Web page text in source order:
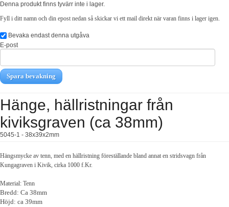
Hänge, hällristningar från
kiviksgraven (ca 38mm)
5045-1 - 38x39x2mm
Hängsmycke av tenn, med en hällristning föreställande bland annat en stridsvagn från
Kungagraven i Kivik, cirka 1000 f.Kr.
Material: Tenn
Bredd: Ca 38mm
Höjd: ca 39mm
Denna produkt finns tyvärr inte i lager.
Fyll i ditt namn och din epost nedan så skickar vi ett mail direkt när varan finns i lager igen.
Bevaka endast denna utgåva
E-post
Spara bevakning